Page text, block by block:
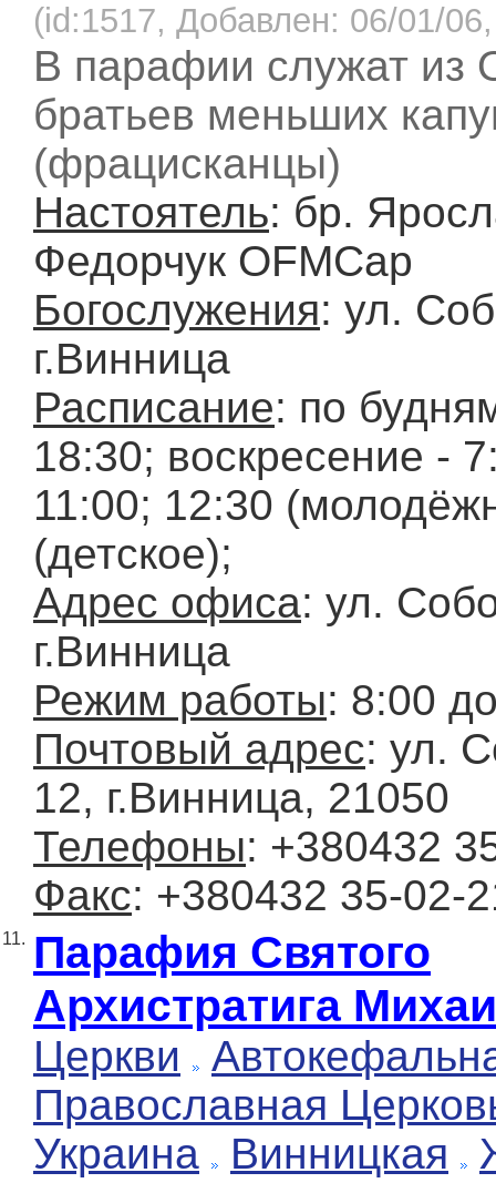
(id:1517, Добавлен: 06/01/
В парафии служат из
братьев меньших
(фрацисканцы)
Настоятель: бр.
Федорчук OFMCap
Богослужения: ул.
г.Винница
Расписание: по
18:30; воскресение -
11:00; 12:30
(детское);
Адрес офиса: ул.
г.Винница
Режим работы: 8:00
Почтовый адрес: ул.
12, г.Винница, 21050
Телефоны: +380432
Факс: +380432 35-02-
11. Парафия Святого
Архистратига
Церкви
Православная
Украина
Винницкая